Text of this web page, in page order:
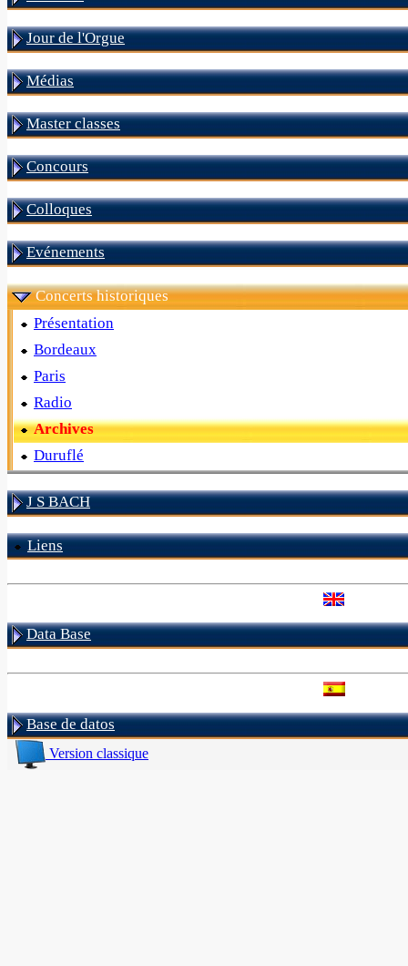
Jour de l'Orgue
Médias
Master classes
Concours
Colloques
Evénements
Concerts historiques
Présentation
Bordeaux
Paris
Radio
Archives
Duruflé
J S BACH
Liens
Data Base
Base de datos
Version classique